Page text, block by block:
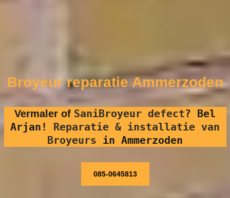
Broyeur reparatie Ammerzoden
Vermaler of SaniBroyeur defect? Bel
Arjan! Reparatie & installatie van
Broyeurs in Ammerzoden
085-0645813